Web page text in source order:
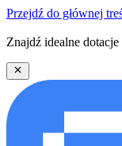
Przejdź do głównej
Znajdź idealne